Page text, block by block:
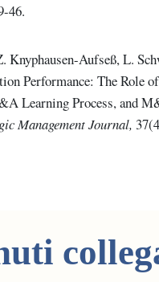
46.
4
Knyphausen-Aufseß, L.
Performance: The Role
Learning Process, and
Management Journal,